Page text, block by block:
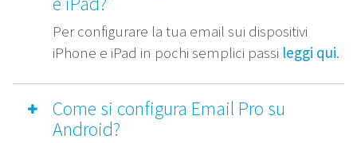
Per configurare la tua email sui dispositivi
iPhone e iPad in pochi semplici passi leggi qui.
Come si configura Email Pro su
Android?